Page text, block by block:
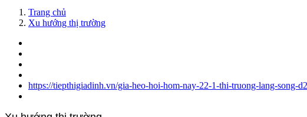
Trang chủ
Xu hướng thị trường
https://tiepthigiadinh.vn/gia-heo-hoi-hom-nay-22-1-thi-truong-lang-song-